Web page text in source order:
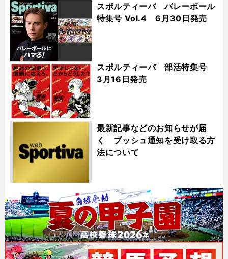
スポルティーバ バレーボール
特集号 Vol.4 6月30日発売
スポルティーバ 部活特集号
3月16日発売
最新記事などのお知らせが届
く プッシュ通知を受け取る方
法について